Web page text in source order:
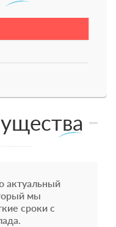
актуальный
мы
сроки с